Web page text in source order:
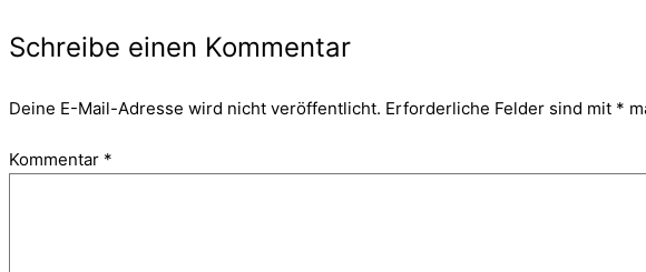
Schreibe einen Kommentar
Deine E-Mail-Adresse wird nicht veröffentlicht. Erforderliche Felder sind mit *
Kommentar *